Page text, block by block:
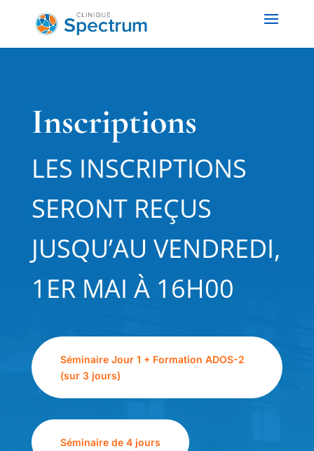
Inscriptions
LES INSCRIPTIONS
SERONT REÇUS
JUSQU’AU VENDREDI,
1ER MAI À 16H00
Séminaire Jour 1 + Formation ADOS-2
(sur 3 jours)
Séminaire de 4 jours